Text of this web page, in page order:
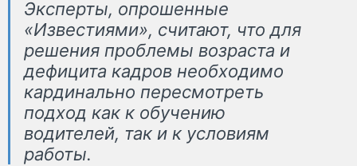
Эксперты, опрошенные
«Известиями», считают, что для
решения проблемы возраста и
дефицита кадров необходимо
кардинально пересмотреть
подход как к обучению
водителей, так и к условиям
работы.